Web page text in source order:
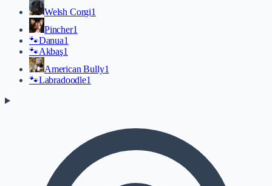
Welsh Corgi1
Pincher1
🐾Danua1
🐾Akbaş1
American Bully1
🐾Labradoodle1